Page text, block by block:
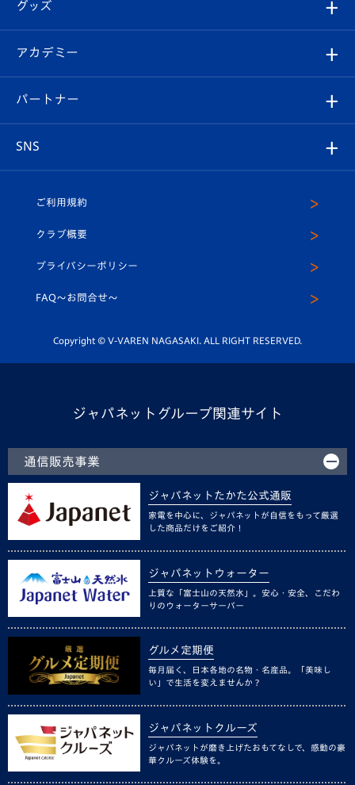
チケット
イベント
メディア
ホームタウン
スタッフプロフィール
マスコット紹介
平和祈念活動
ホームタウン活動
Revive Team
ヴィヴィくんの長崎おもてなしガイド
フォトギャラリー
スタジアムグルメ
V-LOVERS（ファンクラブ）
プレイヤーズスイート
グッズ
オンラインショップ
店舗情報
アカデミー
育成からのお知らせ
U-18
スクール
パートナー
SNS
ヴィヴィくんインスタグラム
公式LINE＠
ご利用規約
クラブ概要
プライバシーポリシー
FAQ〜お問合せ〜
Copyright © V-VAREN NAGASAKI. ALL RIGHT RESERVED.
ジャパネットグループ関連サイト
通信販売事業
ジャパネットたかた公式通販
家電を中心に、ジャパネットが自信をもって厳選
した商品だけをご紹介！
ジャパネットウォーター
上質な「富士山の天然水」。安心・安全、こだわ
りのウォーターサーバー
グルメ定期便
毎月届く、日本各地の名物・名産品。「美味し
い」で生活を変えませんか？
ジャパネットクルーズ
ジャパネットが磨き上げたおもてなしで、感動の豪
華クルーズ体験を。